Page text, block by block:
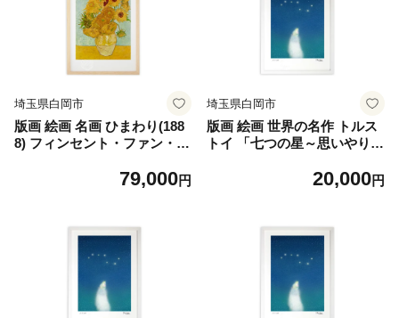
埼玉県白岡市
版画 絵画 名画 ひまわり(188
8) フィンセント・ファン・ゴ
79,000円
埼玉県白岡市
版画 絵画 世界の名作 トルス
トイ 「七つの星～思いやりの
20,000円